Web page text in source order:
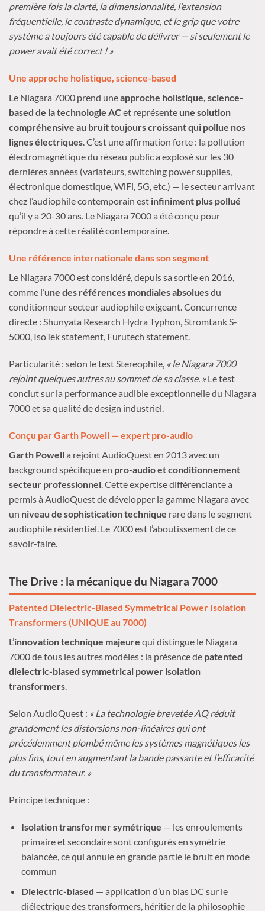
première fois la clarté, la dimensionnalité, l’extension
fréquentielle, le contraste dynamique, et le grip que votre
système a toujours été capable de délivrer — si seulement le
power avait été correct ! »
Une approche holistique, science-based
Le Niagara 7000 prend uneapproche holistique, science-
based de la technologie AC et représente une solution
compréhensive au bruit toujours croissant qui pollue nos
lignes électriques. C’est une affirmation forte : la pollution
électromagnétique du réseau public a explosé sur les 30
dernières années (variateurs, switching power supplies,
électronique domestique, WiFi, 5G, etc.) — le secteur arrivant
chez l’audiophile contemporain est infiniment plus pollué
qu’il y a 20-30 ans. Le Niagara 7000 a été conçu pour
répondre à cette réalité contemporaine.
Une référence internationale dans son segment
Le Niagara 7000 est considéré, depuis sa sortie en 2016,
comme l’une des références mondiales absoluesdu
conditionneur secteur audiophile exigeant. Concurrence
directe : Shunyata Research Hydra Typhon, Stromtank S-
5000, IsoTek statement, Furutech statement.
Particularité : selon le test Stereophile, « le Niagara 7000
rejoint quelques autres au sommet de sa classe. »Le test
conclut sur la performance audible exceptionnelle du Niagara
7000 et sa qualité de design industriel.
Conçu par Garth Powell — expert pro-audio
Garth Powella rejoint AudioQuest en 2013 avec un
background spécifique en pro-audio et conditionnement
secteur professionnel . Cette expertise différenciante a
permis à AudioQuest de développer la gamme Niagara avec
un niveau de sophistication technique rare dans le segment
audiophile résidentiel. Le 7000 est l’aboutissement de ce
savoir-faire.
The Drive : la mécanique du Niagara 7000
Patented Dielectric-Biased Symmetrical Power Isolation
Transformers (UNIQUE au 7000)
L’innovation technique majeure qui distingue le Niagara
7000 de tous les autres modèles : la présence de patented
dielectric-biased symmetrical power isolation
transformers.
Selon AudioQuest : « La technologie brevetée AQ réduit
grandement les distorsions non-linéaires qui ont
précédemment plombé même les systèmes magnétiques les
plus fins, tout en augmentant la bande passante et l’efficacité
du transformateur. »
Principe technique :
Isolation transformer symétrique — les enroulements
primaire et secondaire sont configurés en symétrie
balancée, ce qui annule en grande partie le bruit en mode
commun
Dielectric-biased — application d’un bias DC sur le
diélectrique des transformers, héritier de la philosophie